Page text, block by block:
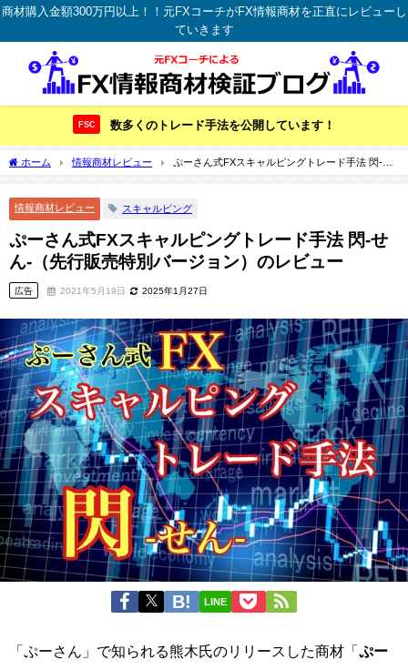
商材購入金額300万円以上！！元FXコーチがFX情報商材を正直にレビューし
ていきます
FSC 数多くのトレード手法を公開しています！
ホーム 情報商材レビュー
ぷーさん式FXスキャルピングトレード手法 閃-せ
情報商材レビュー スキャルピング
ぷーさん式FXスキャルピングトレード手法 閃-せ
ん-（先行販売特別バージョン）のレビュー
広告 2021年5月19日 2025年1月27日
LINE
「ぷーさん」で知られる熊木氏のリリースした商材「 ぷー